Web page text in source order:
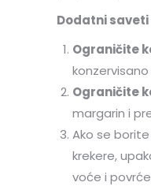
Dodatni
Ograničite
Ograničite
margarin i
Ako se
krekere,
voće i